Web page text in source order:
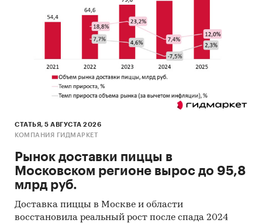
СТАТЬЯ, 5 АВГУСТА 2026
КОМПАНИЯ ГИДМАРКЕТ
Рынок доставки пиццы в
Московском регионе вырос до 95,8
млрд руб.
Доставка пиццы в Москве и области
восстановила реальный рост после спада 2024